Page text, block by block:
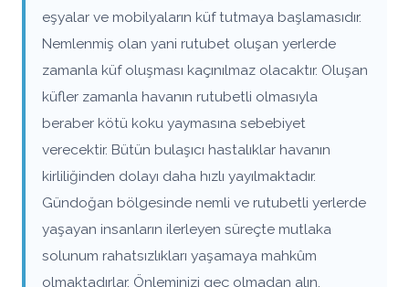
eşyalar ve mobilyaların küf tutmaya başlamasıdır.
Nemlenmiş olan yani rutubet oluşan yerlerde
zamanla küf oluşması kaçınılmaz olacaktır. Oluşan
küfler zamanla havanın rutubetli olmasıyla
beraber kötü koku yaymasına sebebiyet
verecektir. Bütün bulaşıcı hastalıklar havanın
kirliliğinden dolayı daha hızlı yayılmaktadır.
Gündoğan bölgesinde nemli ve rutubetli yerlerde
yaşayan insanların ilerleyen süreçte mutlaka
solunum rahatsızlıkları yaşamaya mahkûm
olmaktadırlar. Önleminizi geç olmadan alın,